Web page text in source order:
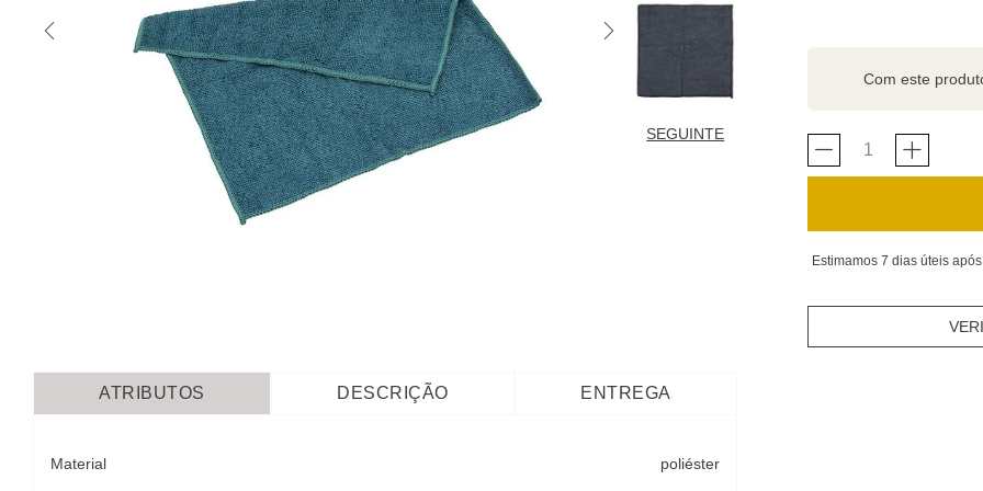
SEGUINTE
Com este
Estimamos 7 dias úteis
ATRIBUTOS DESCRIÇÃO ENTREGA
Material poliéster